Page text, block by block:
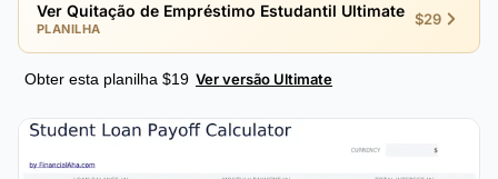
Ver Quitação de Empréstimo Estudantil Ultimate
PLANILHA
$29
Obter esta planilha $19 Ver versão Ultimate